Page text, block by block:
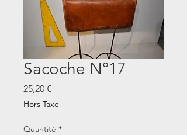
Sacoche N°17
25,20 €
Hors Taxe
Quantité *